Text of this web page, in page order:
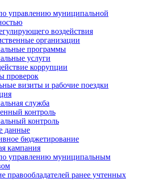
управлению муниципальной
воздействия
организации
программы
услуги
коррупции
проверок
визиты и рабочие поездки
служба
контроль
контроль
данные
бюджетирование
кампания
управлению муниципальным
правообладателей ранее учтенных